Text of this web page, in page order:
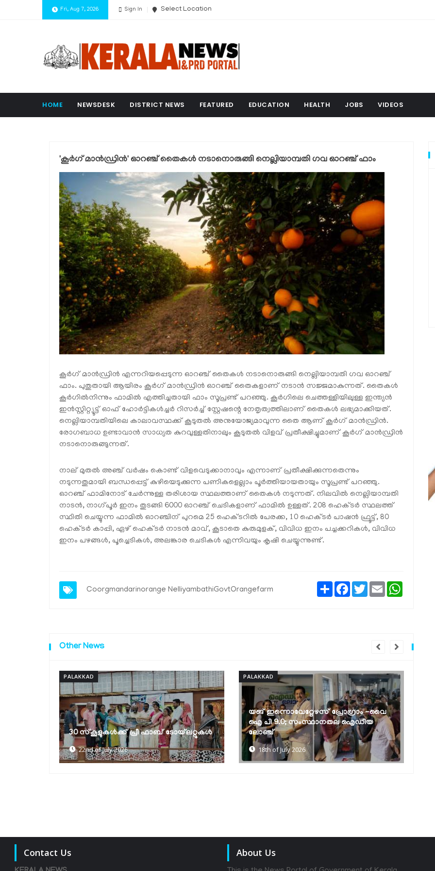
Fri, Aug 7, 2026 Sign In Select Location
HOME NEWSDESK DISTRICT NEWS FEATURED EDUCATION HEALTH JOBS VIDEOS
'കൂര്‍ഗ് മാന്‍ഡ്രിന്‍' ഓറഞ്ച് തൈകള്‍ നടാനൊരുങ്ങി നെല്ലിയാമ്പതി ഗവ ഓറഞ്ച് ഫാം
കൂര്‍ഗ് മാന്‍ഡ്രിന്‍ എന്നറിയപ്പെടുന്ന ഓറഞ്ച് തൈകള്‍ നടാനൊരുങ്ങി നെല്ലിയാമ്പതി ഗവ ഓറഞ്ച്
ഫാം. പുതുതായി ആയിരം കൂര്‍ഗ് മാന്‍ഡ്രിന്‍ ഓറഞ്ച് തൈകളാണ് നടാന്‍ സജ്ജമാകുന്നത്. തൈകള്‍
കൂര്‍ഗില്‍നിന്നും ഫാമില്‍ എത്തിച്ചതായി ഫാം സൂപ്രണ്ട് പറഞ്ഞു. കൂര്‍ഗിലെ ചെത്തള്ളിയിലുള്ള ഇന്ത്യന്‍
ഇന്‍സ്റ്റിറ്റ്യൂട്ട് ഓഫ് ഹോര്‍ട്ടികള്‍ച്ചര്‍ റിസര്‍ച്ച് സ്റ്റേഷന്റെ നേതൃത്വത്തിലാണ് തൈകള്‍ ലഭ്യമാക്കിയത്.
നെല്ലിയാമ്പതിയിലെ കാലാവസ്ഥക്ക് കൂടുതല്‍ അനുയോജ്യമാവുന്ന തൈ ആണ് കൂര്‍ഗ് മാന്‍ഡ്രിന്‍.
രോഗബാധ ഉണ്ടാവാന്‍ സാധ്യത കുറവുള്ളതിനാലും കൂടുതല്‍ വിളവ് പ്രതീക്ഷിച്ചുമാണ് കൂര്‍ഗ് മാന്‍ഡ്രിന്‍
നടാനൊരുങ്ങുന്നത്.
നാല് മുതല്‍ അഞ്ച് വര്‍ഷം കൊണ്ട് വിളവെടുക്കാനാവും എന്നാണ് പ്രതീക്ഷിക്കുന്നതെന്നും
നടുന്നതുമായി ബന്ധപ്പെട്ട് കുഴിയെടുക്കുന്ന പണികളെല്ലാം പൂര്‍ത്തിയായതായും സൂപ്രണ്ട് പറഞ്ഞു.
ഓറഞ്ച് ഫാമിനോട് ചേര്‍ന്നുള്ള തരിശായ സ്ഥലത്താണ് തൈകള്‍ നടുന്നത്. നിലവില്‍ നെല്ലിയാമ്പതി
നാടന്‍, നാഗ്പൂര്‍ ഇനം തുടങ്ങി 6000 ഓറഞ്ച് ചെടികളാണ് ഫാമില്‍ ഉള്ളത്. 208 ഹെക്ടര്‍ സ്ഥലത്ത്
സ്ഥിതി ചെയ്യുന്ന ഫാമില്‍ ഓറഞ്ചിന് പുറമെ 25 ഹെക്ടറില്‍ പേരക്ക, 10 ഹെക്ടര്‍ പാഷന്‍ ഫ്രൂട്ട്, 80
ഹെക്ടര്‍ കാപ്പി, ഏഴ് ഹെക്ടര്‍ നാടന്‍ മാവ്, കൂടാതെ കുരുമുളക്, വിവിധ ഇനം പച്ചക്കറികള്‍, വിവിധ
ഇനം പഴങ്ങള്‍, പൂച്ചെടികള്‍, അലങ്കാര ചെടികള്‍ എന്നിവയും കൃഷി ചെയ്യുന്നുണ്ട്.
Coorgmandarinorange NelliyambathiGovtOrangefarm
ShareFacebook
TwitterEmail
Other News
PALAKKAD
യങ് ഇന്നൊവേറ്റേഴസ് പ്രോഗ്രാം -വൈ
ഐ പി 9.0; സംസ്ഥാനതല ഐഡിയ
ലോഞ്ച്
18th of July 2026
PALAKKAD
ലോക ജനസംഖ്യാ വാരാചരണം:
ബോധവല്‍ക്കരണ സെമിനാറും
പ്രശ്നോത്തരിയും
17th of July 2026
Contact Us About Us